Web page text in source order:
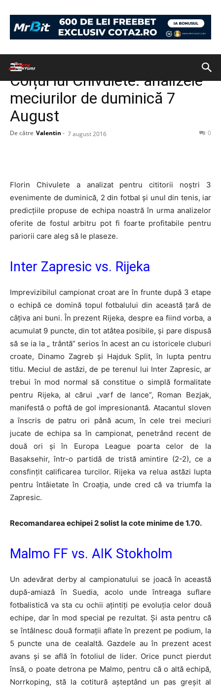
PONTURI
Colțul lui Chivulete: analizele
meciurilor de duminică 7
August
De către Valentin - 7 august 2016 0
Florin Chivulete a analizat pentru cititorii noștri 3
evenimente de duminică, 2 din fotbal și unul din tenis, iar
predicțiile propuse de echipa noastră în urma analizelor
oferite de fostul arbitru pot fi foarte profitabile pentru
pariorii care aleg să le plaseze.
Inter Zapresic vs. Rijeka
Imprevizibilul campionat croat are în frunte după 3 etape
o echipă ce domină topul fotbalului din această țară de
câțiva ani buni. În prezent Rijeka, despre ea fiind vorba, a
acumulat 9 puncte, din tot atâtea posibile, și pare dispusă
să se ia la „ trântă” serios în acest an cu istoricele cluburi
croate, Dinamo Zagreb și Hajduk Split, în lupta pentru
titlu. Meciul de astăzi, de pe terenul lui Inter Zapresic, ar
trebui în mod normal să constitue o simplă formalitate
pentru Rijeka, al cărui „varf de lance”, Roman Bezjak,
manifestă o poftă de gol impresionantă. Atacantul sloven
a înscris de patru ori până acum, în cele trei meciuri
jucate de echipa sa în campionat, penetrând recent de
două ori și în Europa League poarta celor de la
Basaksehir, într-o partidă de tristă amintire (2-2), ce a
consfințit calificarea turcilor. Rijeka va relua astăzi lupta
pentru întâietate în Croația, unde cred că va triumfa la
Zapresic.
Recomandarea echipei 2 solist la cote minime de 1.70.
Malmo FF vs. AIK Stokholm
Un adevărat derby al campionatului se joacă în această
după-amiază în Suedia, acolo unde întreaga suflare
fotbalistică va sta cu ochii ațintiți pe evoluția celor două
echipe, dar în mod special pe rezultat. Și asta pentru că
se întâlnesc două formații aflate în prezent pe podium, la
5 puncte una de cealaltă. Gazdele au în prezent acest
avans și se află în fotoliul de lider. Orice punct pierdut
însă, o poate detrona pe Malmo, pentru că o altă echipă,
Norrkoping, stă la cotitură așteptând un pas greșit al